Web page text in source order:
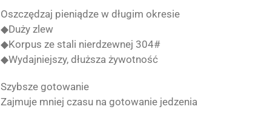
Oszczędzaj pieniądze w długim okresie
◆Duży zlew
◆Korpus ze stali nierdzewnej 304#
◆Wydajniejszy, dłuższa żywotność
Szybsze gotowanie
Zajmuje mniej czasu na gotowanie jedzenia